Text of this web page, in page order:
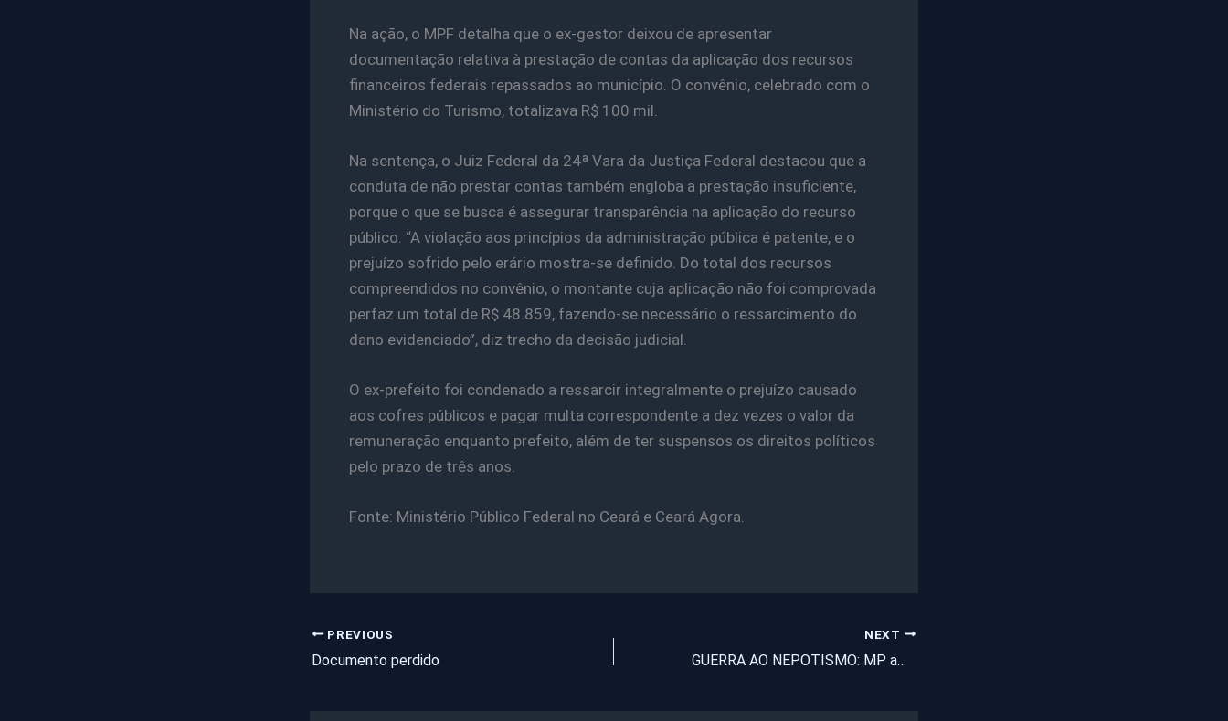
Na ação, o MPF detalha que o ex-gestor deixou de apresentar
documentação relativa à prestação de contas da aplicação dos recursos
financeiros federais repassados ao município. O convênio, celebrado com o
Ministério do Turismo, totalizava R$ 100 mil.
Na sentença, o Juiz Federal da 24ª Vara da Justiça Federal destacou que a
conduta de não prestar contas também engloba a prestação insuficiente,
porque o que se busca é assegurar transparência na aplicação do recurso
público. “A violação aos princípios da administração pública é patente, e o
prejuízo sofrido pelo erário mostra-se definido. Do total dos recursos
compreendidos no convênio, o montante cuja aplicação não foi comprovada
perfaz um total de R$ 48.859, fazendo-se necessário o ressarcimento do
dano evidenciado”, diz trecho da decisão judicial.
O ex-prefeito foi condenado a ressarcir integralmente o prejuízo causado
aos cofres públicos e pagar multa correspondente a dez vezes o valor da
remuneração enquanto prefeito, além de ter suspensos os direitos políticos
pelo prazo de três anos.
Fonte: Ministério Público Federal no Ceará e Ceará Agora.
PREVIOUS
Documento perdido
NEXT
GUERRA AO NEPOTISMO: MP amplia fiscalização à nomeação de parentes